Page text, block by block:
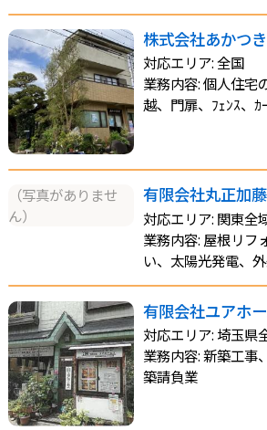
株式会社あかつ
対応エリア: 全国
業務内容: 個人住宅
越、門扉、ﾌｪﾝｽ、ｶ
（写真がありませ
ん）
有限会社丸正加
対応エリア: 関東全
業務内容: 屋根リフ
い、太陽光発電、
有限会社ユアホ
対応エリア: 埼玉県
業務内容: 新築工事
築請負業